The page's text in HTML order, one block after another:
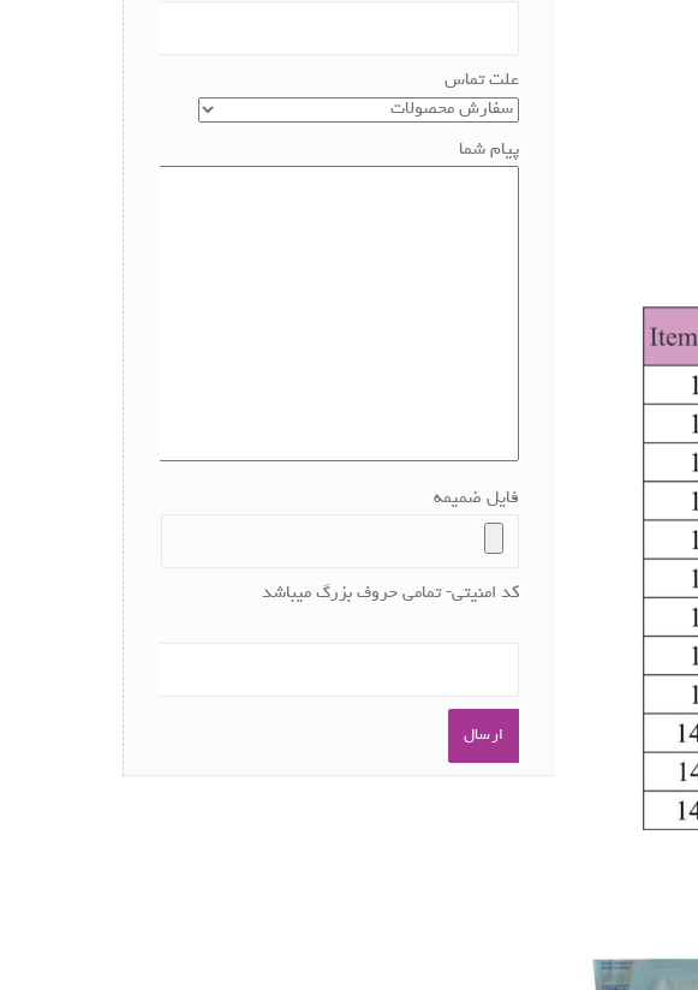
علت تماس
پیام شما
فایل ضمیمه
کد امنیتی- تمامی حروف بزرگ میباشد